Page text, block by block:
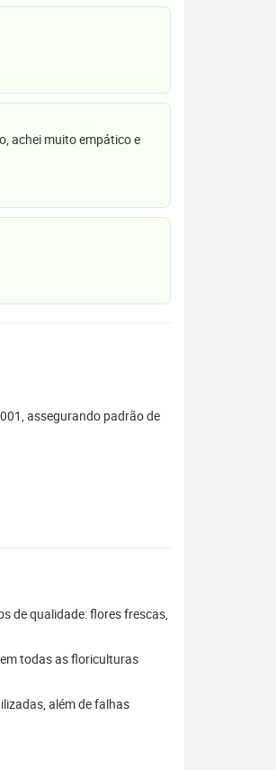
achei muito empático e
assegurando padrão de
de qualidade: flores frescas,
todas as floriculturas
além de falhas